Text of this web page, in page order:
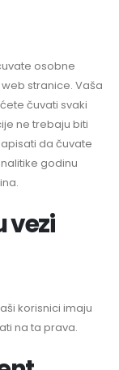
osobne
stranice. Vaša
čuvati svaki
ne trebaju biti
da čuvate
godinu
vezi
korisnici imaju
na ta prava.